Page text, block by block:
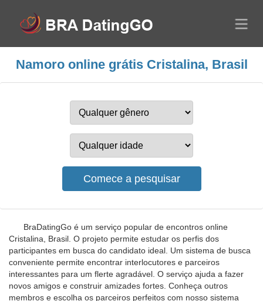
Namoro online grátis Cristalina, Brasil
BraDatingGo é um serviço popular de encontros online
Cristalina, Brasil. O projeto permite estudar os perfis dos
participantes em busca do candidato ideal. Um sistema de busca
conveniente permite encontrar interlocutores e parceiros
interessantes para um flerte agradável. O serviço ajuda a fazer
novos amigos e construir amizades fortes. Conheça outros
membros e escolha os parceiros perfeitos com nosso sistema